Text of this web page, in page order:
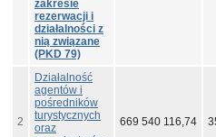
zakresie
rezerwacji i
działalności z
nią związane
(PKD 79)
2
Działalność
agentów i
pośredników
turystycznych
oraz
669 540 116,74